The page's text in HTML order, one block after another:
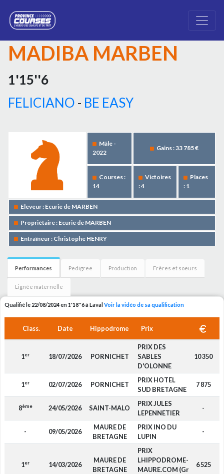
MADIBA MARBEN
1'15''6
FELICIANO - BE EASY
Mâle -
2022
Gains : 33 785 €
Courses :
14
Victoires
: 4
Places
: 1
Eleveur : Ecurie de MARBEN
Propriétaire : Ecurie de MARBEN
Entraîneur : Christophe HENRY
Performances Pedigree Production Frères et soeurs
Lignée maternelle
Qualifié le 22/08/2024 en 1'18''6 à LavalVoir la vidéo de sa qualification
Class. Date Hippodrome Prix
1er 18/07/2026 PORNICHET
PRIX DES
SABLES
D'OLONNE
10 350
1er 02/07/2026 PORNICHET
PRIX HOTEL
SUD BRETAGNE
7 875
8ème 24/05/2026 SAINT-MALO
PRIX JULES
LEPENNETIER
-
- 09/05/2026
MAURE DE
BRETAGNE
PRIX INO DU
LUPIN
-
1er 14/03/2026
MAURE DE
BRETAGNE
PRIX
LHIPPODROME-
MAURE.COM (Gr
6 525